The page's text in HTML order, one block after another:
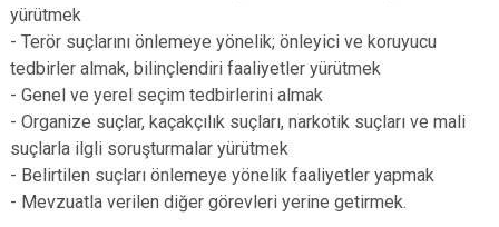
yürütmek
- Terör suçlarını önlemeye yönelik; önleyici ve koruyucu
tedbirler almak, bilinçlendiri faaliyetler yürütmek
- Genel ve yerel seçim tedbirlerini almak
- Organize suçlar, kaçakçılık suçları, narkotik suçları ve mali
suçlarla ilgli soruşturmalar yürütmek
- Belirtilen suçları önlemeye yönelik faaliyetler yapmak
- Mevzuatla verilen diğer görevleri yerine getirmek.